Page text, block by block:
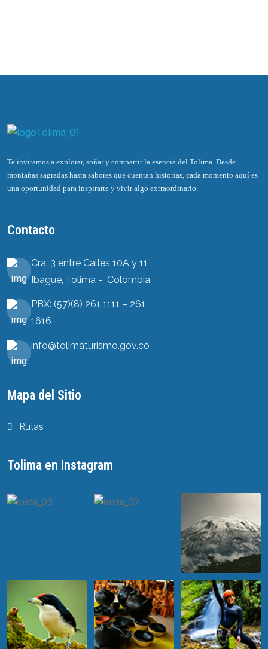
Te invitamos a explorar, soñar y compartir la esencia del Tolima. Desde
montañas sagradas hasta sabores que cuentan historias, cada momento aquí es
una oportunidad para inspirarte y vivir algo extraordinario.
Contacto
Cra. 3 entre Calles 10A y 11
Ibagué, Tolima - Colombia
PBX: (57)(8) 261 1111 – 261
1616
info@tolimaturismo.gov.co
Mapa del Sitio
Rutas
Tolima en Instagram